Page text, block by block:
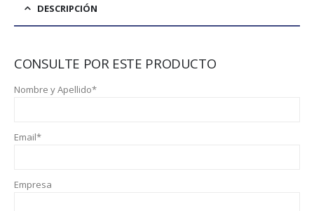
DESCRIPCIÓN
CONSULTE POR ESTE PRODUCTO
Nombre y Apellido*
Email*
Empresa